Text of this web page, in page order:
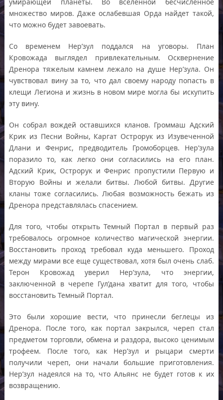
множество миров. Даже ослабевшая Орда найдет такой,
что можно будет завоевать.
Со временем Нер’зул поддался на уговоры. План
Кровожада выглядел привлекательным. Осквернение
Дренора тяжелым камнем лежало на душе Нер’зула. Он
чувствовал вину за то, что дал своему народу попасть в
клещи Легиона и жизнь в новом мире могла бы искупить
эту вину.
Он собрал вождей оставшихся кланов. Громмаш Адский
Крик из Песни Войны, Каргат Острорук из Изувеченной
Длани и Фенрис, предводитель Громоборцев. Нер’зула
поразило то, как легко они согласились на его план.
Адский Крик, Острорук и Фенрис пропустили Первую и
Вторую Войны и желали битвы. Любой битвы. Другие
кланы тоже согласились. Любая возможность бежать из
Дренора представлялась спасением.
Для того, чтобы открыть Темный Портал в первый раз
требовалось огромное количество магической энергии.
Восстановить проход требовал куда меньшего. Проход
между мирами все еще существовал, хотя был очень слаб.
Терон Кровожад уверил Нер’зула, что энергии,
заключенной в черепе Гул’дана хватит для того, чтобы
восстановить Темный Портал.
Это были хорошие вести, что принесли беглецы из
Дренора. После того, как портал закрылся, череп стал
предметом торговли, обмена и раздора, высоко ценимым
трофеем. После того, как Нер’зул и рыцари смерти
получили череп, они начали большие приготовления.
Нер’зул надеялся на то, что Альянс не будет готов к их
возвращению.